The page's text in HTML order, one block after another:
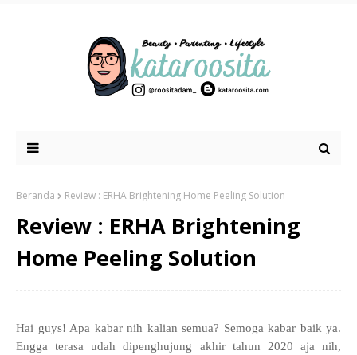
Beranda Review : ERHA Brightening Home Peeling Solution
Review : ERHA Brightening
Home Peeling Solution
Hai guys! Apa kabar nih kalian semua? Semoga kabar baik ya.
Engga terasa udah dipenghujung akhir tahun 2020 aja nih,